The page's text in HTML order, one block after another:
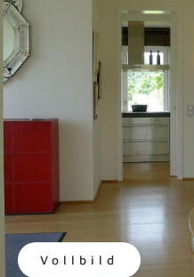
Vollbild